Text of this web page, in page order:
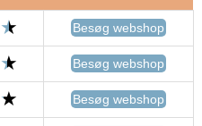
Besøg webshop
Besøg webshop
Besøg webshop